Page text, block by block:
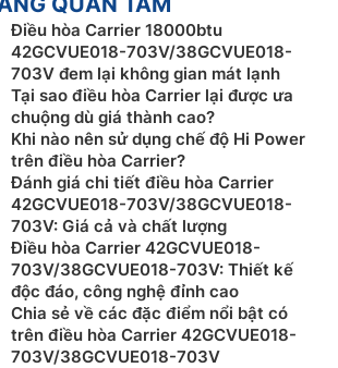
ở mức lý tưởng, tạo ra sự dễ chịu
mái hơn so với máy thông thường.
lọc Ultra-Fresh
Điều hòa Carrier 18000btu
42GCVUE018-703V/38GCVUE018-
703V đem lại không gian mát lạnh
Tại sao điều hòa Carrier lại được ưa
chuộng dù giá thành cao?
Khi nào nên sử dụng chế độ Hi Power
trên điều hòa Carrier?
Đánh giá chi tiết điều hòa Carrier
42GCVUE018-703V/38GCVUE018-
703V: Giá cả và chất lượng
Điều hòa Carrier 42GCVUE018-
703V/38GCVUE018-703V: Thiết kế
độc đáo, công nghệ đỉnh cao
Chia sẻ về các đặc điểm nổi bật có
trên điều hòa Carrier 42GCVUE018-
703V/38GCVUE018-703V